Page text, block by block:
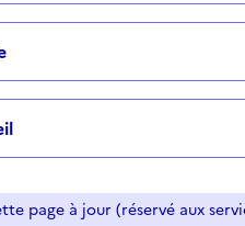
page à jour (réservé aux